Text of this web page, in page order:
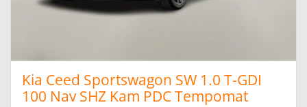
Kia Ceed Sportswagon SW 1.0 T-GDI
100 Nav SHZ Kam PDC Tempomat